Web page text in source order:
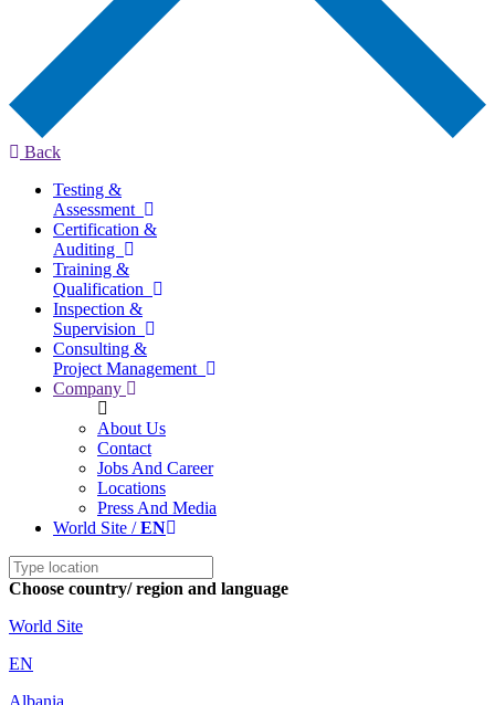
Back
Testing &
Assessment
Certification &
Auditing
Training &
Qualification
Inspection &
Supervision
Consulting &
Project Management
Company
About Us
Contact
Jobs And Career
Locations
Press And Media
World Site /EN
Choose country/ region and language
World Site
EN
Albania